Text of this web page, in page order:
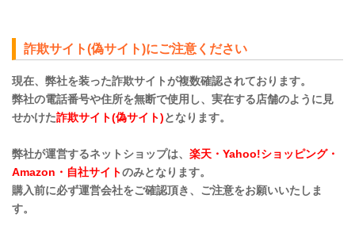
詐欺サイト(偽サイト)にご注意ください
現在、弊社を装った詐欺サイトが複数確認されております。
弊社の電話番号や住所を無断で使用し、実在する店舗のように見
せかけた詐欺サイト(偽サイト)となります。
弊社が運営するネットショップは、 楽天・Yahoo!ショッピング・
Amazon・自社サイトのみとなります。
購入前に必ず運営会社をご確認頂き、ご注意をお願いいたしま
す。